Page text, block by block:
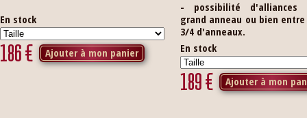
En stock
186€ Ajouter à mon panier
- possibilité d'alliances
grand anneau ou bien
3/4 d'anneaux.
En stock
189€ Ajouter à mon